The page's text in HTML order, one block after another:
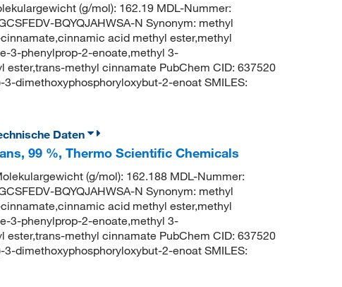
(g/mol): 162.19 MDL-Nummer:
BQYQJAHWSA-N Synonym: methyl
acid methyl ester,methyl
3-phenylprop-2-enoate,methyl 3-
methyl cinnamate PubChem CID: 637520
dimethoxyphosphoryloxybut-2-enoat SMILES:
Daten
99 %, Thermo Scientific Chemicals
(g/mol): 162.188 MDL-Nummer:
BQYQJAHWSA-N Synonym: methyl
acid methyl ester,methyl
3-phenylprop-2-enoate,methyl 3-
methyl cinnamate PubChem CID: 637520
dimethoxyphosphoryloxybut-2-enoat SMILES: